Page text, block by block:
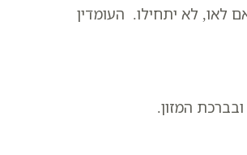
לאו, לא יתחילו. העומדין
המזון.